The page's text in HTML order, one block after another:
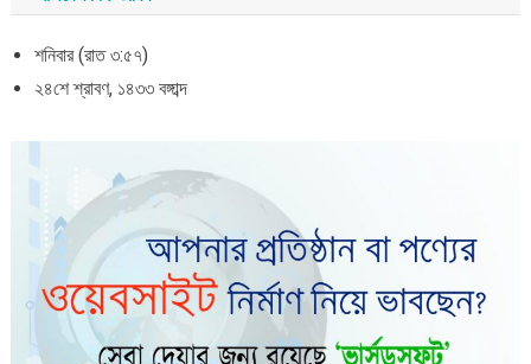
শনিবার (রাত ৩:৫৭)
২৪শে শ্রাবণ, ১৪৩৩ বঙ্গাব্দ